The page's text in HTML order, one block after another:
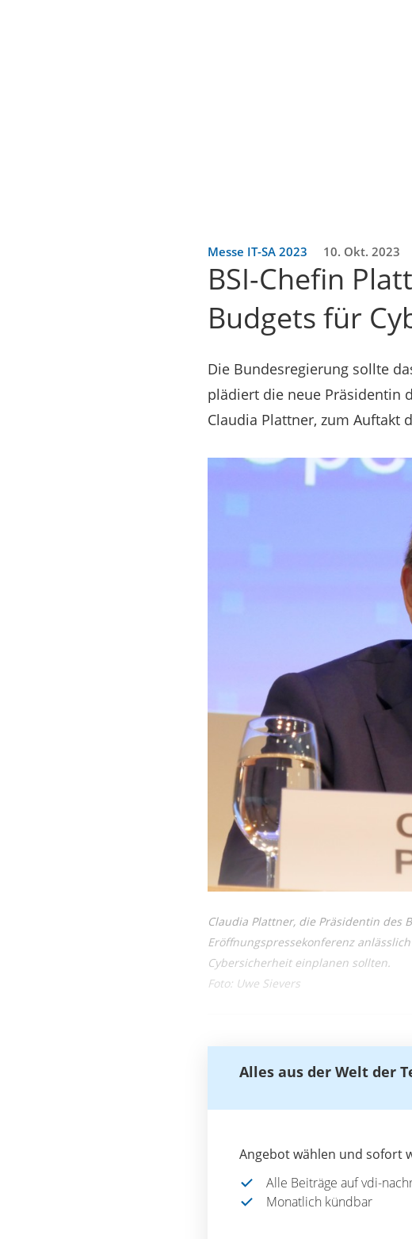
Messe IT-SA 2023 10. Okt. 2023
BSI-Chefin
Budgets für
Die Bundesregierung sollte
plädiert die neue Präsidentin
Claudia Plattner, zum Auftakt
Claudia Plattner, die Präsidentin des
Eröffnungspressekonferenz
Cybersicherheit einplanen sollten.
Foto: Uwe Sievers
Alles aus der Welt der
Angebot wählen und sofort
Alle Beiträge auf vdi-
Monatlich kündbar